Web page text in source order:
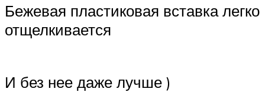
Бежевая пластиковая вставка легко
отщелкивается
И без нее даже лучше )